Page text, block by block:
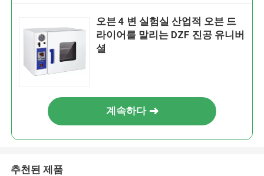
오븐 4 변 실험실 산업적 오븐 드
라이어를 말리는 DZF 진공 유니버
셜
계속하다
추천된 제품